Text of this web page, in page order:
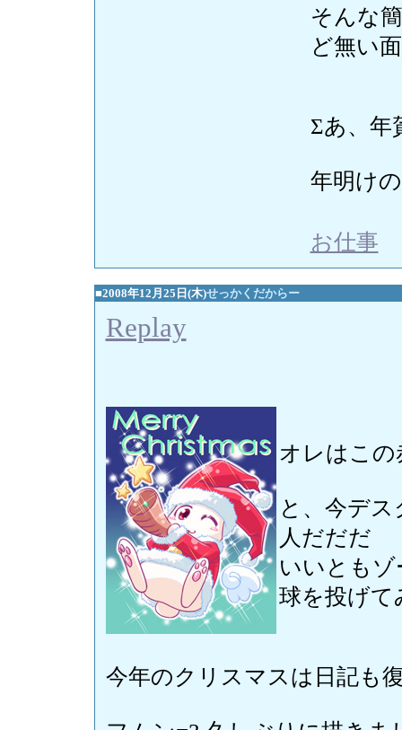
そんな
ど無い
Σあ、年
年明け
お仕事
■2008年12月25日(木)せっかくだからー
Replay
オレはこの
と、今デ
人だだだ
いいともゾ
球を投げて
今年のクリスマスは日記も